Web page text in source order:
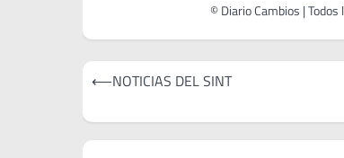
Navegación
entradas
⟵NOTICIAS DEL SINT